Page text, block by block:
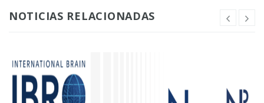
NOTICIAS RELACIONADAS